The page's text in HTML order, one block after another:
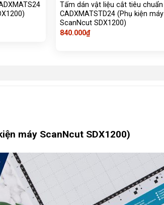
Tấm dán vật liệu cắt tiêu chuẩn
CADXMATSTD24 (Phụ kiện máy
ScanNcut SDX1200)
840.000₫
máy ScanNcut SDX1200)